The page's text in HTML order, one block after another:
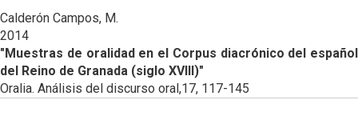
Calderón Campos, M.
2014
"Muestras de oralidad en el Corpus diacrónico del español
del Reino de Granada (siglo XVIII)"
Oralia. Análisis del discurso oral,17, 117-145